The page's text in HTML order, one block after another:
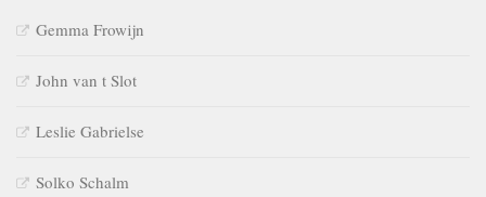
Gemma Frowijn
John van t Slot
Leslie Gabrielse
Solko Schalm